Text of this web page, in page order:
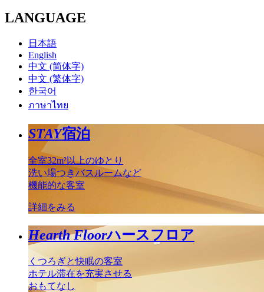
LANGUAGE
日本語
English
中文 (简体字)
中文 (繁体字)
한국어
ภาษาไทย
STAY宿泊
全室32m²以上のゆとり
洗い場つきバスルームなど
機能的な客室
詳細をみる
Hearth Floorハースフロア
くつろぎと快眠の客室
ホテル滞在を充実させる
おもてなし